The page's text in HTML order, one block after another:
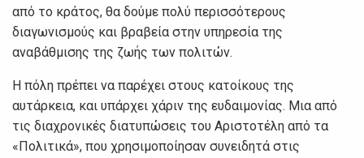
από το κράτος, θα δούμε πολύ περισσότερους
διαγωνισμούς και βραβεία στην υπηρεσία της
αναβάθμισης της ζωής των πολιτών.
Η πόλη πρέπει να παρέχει στους κατοίκους της
αυτάρκεια, και υπάρχει χάριν της ευδαιμονίας. Μια από
τις διαχρονικές διατυπώσεις του Αριστοτέλη από τα
«Πολιτικά», που χρησιμοποίησαν συνειδητά στις